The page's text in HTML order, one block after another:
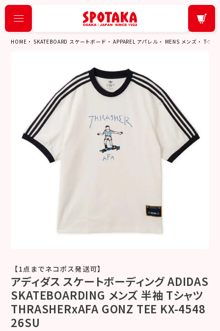
HOME SKATEBOARD スケートボード APPAREL アパレル MENS メンズ T-
【1点までネコポス発送可】
アディダス スケートボーディング ADIDAS
SKATEBOARDING メンズ 半袖 Tシャツ
THRASHERxAFA GONZ TEE KX-4548
26SU